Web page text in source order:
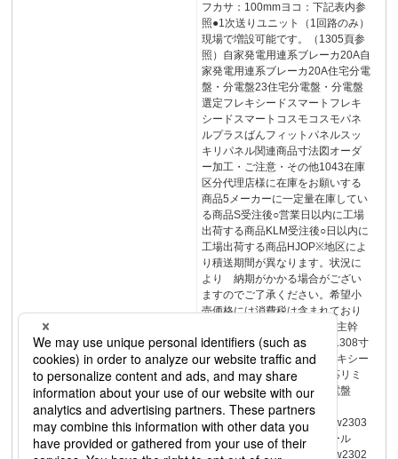
フカサ：100mmヨコ：下記表内参
照●1次送りユニット（1回路のみ）
現場で増設可能です。（1305頁参
照）自家発電用連系ブレーカ20A自
家発電用連系ブレーカ20A住宅分電
盤・分電盤23住宅分電盤・分電盤
選定フレキシードスマートフレキ
シードスマートコスモコスモパネ
ルプラスばんフィットパネルスッ
キリパネル関連商品寸法図オーダ
ー加工・ご注意・その他1043在庫
区分代理店様に在庫をお願いする
商品5メーカーに一定量在庫してい
る商品S受注後○営業日以内に工場
出荷する商品KLM受注後○日以内に
工場出荷する商品HJOP※地区によ
り積送期間が異なります。状況に
より 納期がかかる場合がござい
ますのでご了承ください。希望小
売価格には消費税は含まれており
ません。寸法表示単位：mm主幹
用・連系用ブレーカ1307・1308寸
法図1325・1326掲載頁フレキシー
ドスマートZEH・創エネ対応リミ
ッタースペースなし住宅分電盤
FLEXIID（フレキシード）
www2.panasonic.biz/s/d26/w2303
住宅分電盤かんたん選定ツール
www2.panasonic.biz/s/d26/w2302